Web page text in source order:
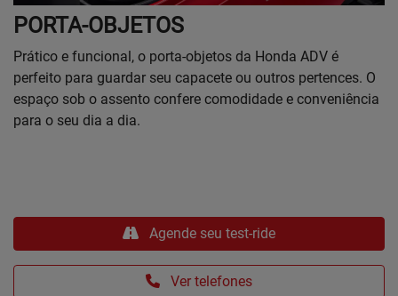
PORTA-OBJETOS
Prático e funcional, o porta-objetos da Honda ADV é
perfeito para guardar seu capacete ou outros pertences. O
espaço sob o assento confere comodidade e conveniência
para o seu dia a dia.
Ver telefones
Agende seu test-ride